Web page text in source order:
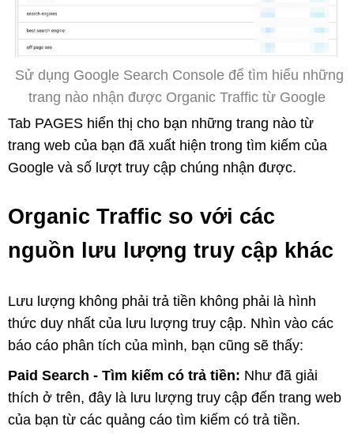
Sử dụng Google Search Console để tìm hiểu những
trang nào nhận được Organic Traffic từ Google
Tab PAGES hiển thị cho bạn những trang nào từ
trang web của bạn đã xuất hiện trong tìm kiếm của
Google và số lượt truy cập chúng nhận được.
Organic Traffic so với các
nguồn lưu lượng truy cập khác
Lưu lượng không phải trả tiền không phải là hình
thức duy nhất của lưu lượng truy cập. Nhìn vào các
báo cáo phân tích của mình, bạn cũng sẽ thấy:
Paid Search - Tìm kiếm có trả tiền: Như đã giải
thích ở trên, đây là lưu lượng truy cập đến trang web
của bạn từ các quảng cáo tìm kiếm có trả tiền.